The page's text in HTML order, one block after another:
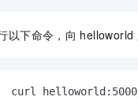
以下命令，向 helloworld
curl